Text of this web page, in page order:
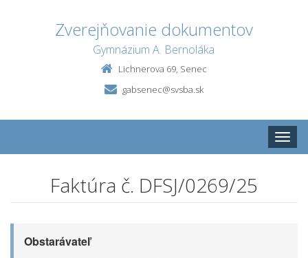
Zverejňovanie dokumentov
Gymnázium A. Bernoláka
Lichnerova 69, Senec
gabsenec@svsba.sk
Toggle
Faktúra č. DFSJ/0269/25
Obstarávateľ